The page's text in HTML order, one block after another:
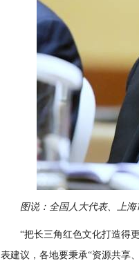
图说：全国人大代表、上海
“把长三角红色文化打造得更
表建议，各地要秉承“资源共享